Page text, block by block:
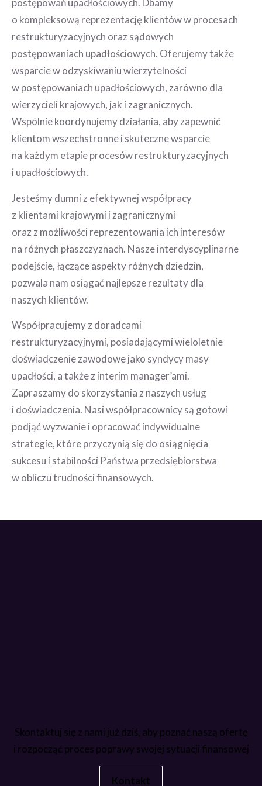
postępowań upadłościowych. Dbamy
o kompleksową reprezentację klientów w procesach
restrukturyzacyjnych oraz sądowych
postępowaniach upadłościowych. Oferujemy także
wsparcie w odzyskiwaniu wierzytelności
w postępowaniach upadłościowych, zarówno dla
wierzycieli krajowych, jak i zagranicznych.
Wspólnie koordynujemy działania, aby zapewnić
klientom wszechstronne i skuteczne wsparcie
na każdym etapie procesów restrukturyzacyjnych
i upadłościowych.
Jesteśmy dumni z efektywnej współpracy
z klientami krajowymi i zagranicznymi
oraz z możliwości reprezentowania ich interesów
na różnych płaszczyznach. Nasze interdyscyplinarne
podejście, łączące aspekty różnych dziedzin,
pozwala nam osiągać najlepsze rezultaty dla
naszych klientów.
Współpracujemy z doradcami
restrukturyzacyjnymi, posiadającymi wieloletnie
doświadczenie zawodowe jako syndycy masy
upadłości, a także z interim manager’ami.
Zapraszamy do skorzystania z naszych usług
i doświadczenia. Nasi współpracownicy są gotowi
podjąć wyzwanie i opracować indywidualne
strategie, które przyczynią się do osiągnięcia
sukcesu i stabilności Państwa przedsiębiorstwa
w obliczu trudności finansowych.
Skontaktuj się z nami już dziś, aby poznać naszą ofertę
i rozpocząć proces poprawy swojej sytuacji finansowej
Kontakt